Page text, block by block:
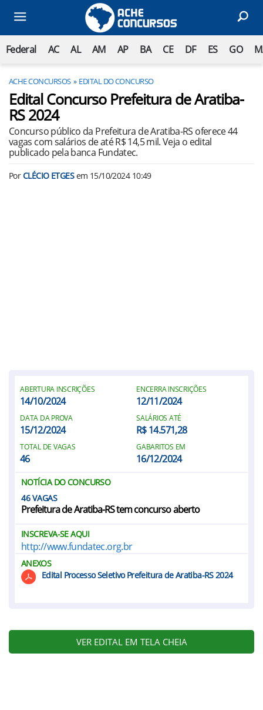
Federal AC AL AM AP BA CE DF ES GO
ACHE CONCURSOS EDITAL DO CONCURSO
Edital Concurso Prefeitura de Aratiba-
RS 2024
Concurso público da Prefeitura de Aratiba-RS oferece 44
vagas com salários de até R$ 14,5 mil. Veja o edital
publicado pela banca Fundatec.
PorCLÉCIO ETGESem 15/10/2024 10:49
ABERTURA INSCRIÇÕES
14/10/2024
ENCERRA INSCRIÇÕES
12/11/2024
DATA DA PROVA
15/12/2024
SALÁRIOS ATÉ
R$ 14.571,28
TOTAL DE VAGAS
46
GABARITOS EM
16/12/2024
NOTÍCIA DO CONCURSO
46
Prefeitura de Aratiba-RS tem concurso aberto
INSCREVA-SE AQUI
http://www.fundatec.org.br
ANEXOS
Edital Processo Seletivo Prefeitura de Aratiba-RS 2024
VER EDITAL EM TELA CHEIA